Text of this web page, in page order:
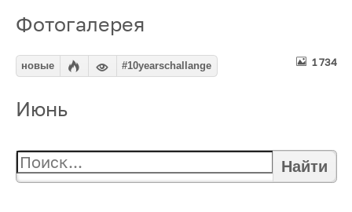
Фотогалерея
1 734
новые #10yearschallange
Июнь
Найти